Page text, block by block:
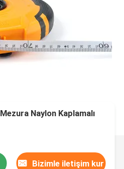
Naylon Kaplamalı
Bizimle iletişim kur